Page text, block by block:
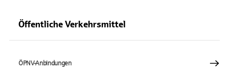
Öffentliche Verkehrsmittel
ÖPNV-Anbindungen